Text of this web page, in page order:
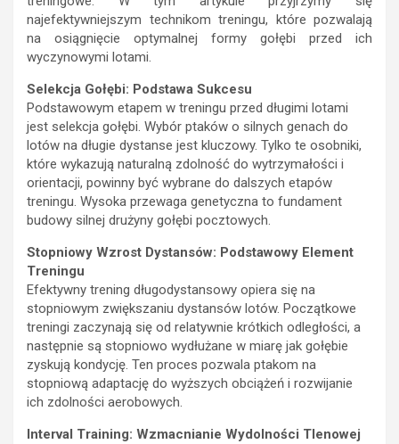
najefektywniejszym technikom treningu, które pozwalają
na osiągnięcie optymalnej formy gołębi przed ich
wyczynowymi lotami.
Selekcja Gołębi: Podstawa Sukcesu
Podstawowym etapem w treningu przed długimi lotami
jest selekcja gołębi. Wybór ptaków o silnych genach do
lotów na długie dystanse jest kluczowy. Tylko te osobniki,
które wykazują naturalną zdolność do wytrzymałości i
orientacji, powinny być wybrane do dalszych etapów
treningu. Wysoka przewaga genetyczna to fundament
budowy silnej drużyny gołębi pocztowych.
Stopniowy Wzrost Dystansów: Podstawowy Element
Treningu
Efektywny trening długodystansowy opiera się na
stopniowym zwiększaniu dystansów lotów. Początkowe
treningi zaczynają się od relatywnie krótkich odległości, a
następnie są stopniowo wydłużane w miarę jak gołębie
zyskują kondycję. Ten proces pozwala ptakom na
stopniową adaptację do wyższych obciążeń i rozwijanie
ich zdolności aerobowych.
Interval Training: Wzmacnianie Wydolności Tlenowej